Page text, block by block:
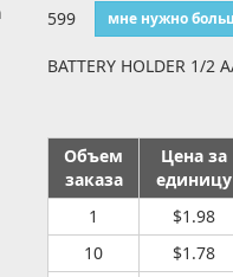
599 мне нужно
BATTERY HOLDER 1/2
Объем
заказа
Цена за
единицу
1
$1.98
10
$1.78